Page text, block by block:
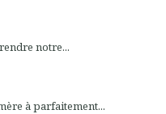
notre...
à parfaitement...